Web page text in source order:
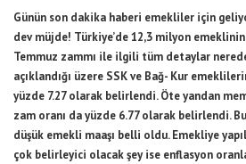
Günün son dakika haberi emekliler için
dev müjde! Türkiye’de 12,3 milyon
Temmuz zammı ile ilgili tüm detaylar
açıklandığı üzere SSK ve Bağ- Kur
yüzde 7.27 olarak belirlendi. Öte yandan
zam oranı da yüzde 6.77 olarak belirlendi.
düşük emekli maaşı belli oldu. Emekliye
çok belirleyici olacak şey ise enflasyon